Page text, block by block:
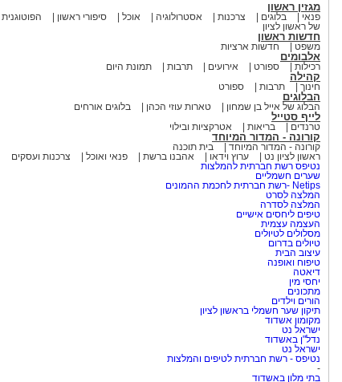
מגזין ראשון
פנאי בלוגים צרכנות אסטרולוגיה אוכל סיפורי ראשון
הפוטוגנית
של ראשון לציון
חדשות ראשון
משפט חדשות ארציות
אלבומים
רכילות ספורט אירועים תרבות תמונת היום
קהילה
חינוך תרבות ספורט
הבלוגים
הבלוג של אייל בן שמחון טארות עוזי הכהן בלוגים אורחים
לייף סטייל
טרנדים בריאות אטרקציות ובילוי
קורונה - המדור המיוחד
קורונה - המדור המיוחד
בית תוכנה
ראשון לציון נט
ערוץ וידאו אהבנו ברשת פנאי ואוכל
צרכנות ועסקים
נטיפס רשת חברתית להמלצות
שערים חשמליים
Netips -רשת חברתית לחכמת ההמונים
המלצה לסרט
המלצה לסדרה
טיפים ליחסים אישיים
העצמה עצמית
מסלולים לטיולים
טיולים בדרום
עיצוב הבית
טיפוח ואופנה
דיאטה
יחסי מין
מתכונים
הורים וילדים
תיקון שער חשמלי בראשון לציון
מקומון אשדוד
ישראל נט
נדל"ן באשדוד
ישראל נט
נטיפס - רשת חברתית לטיפים והמלצות
-
בתי מלון באשדוד